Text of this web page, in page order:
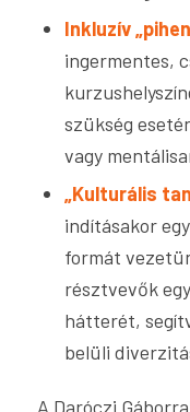
Inkluzív
ingermentes,
szükség
vagy
„Kulturális
indításakor
formát
résztvevők
hátterét,
belüli
A Daróczi